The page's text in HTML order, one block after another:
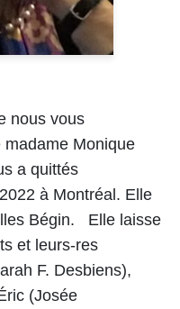
nous vous
Monique
a quittés
à Montréal. Elle
Bégin. Elle laisse
et leurs-res
F. Desbiens),
(Josée